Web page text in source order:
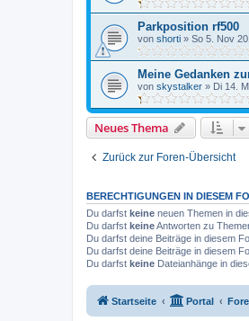
Parkposition rf500
von shorti » So 5. Nov
Meine Gedanken
von skystalker » Di 14.
Neues Thema
Zurück zur Foren-Übersicht
BERECHTIGUNGEN IN DIESEM
Du darfst keine neuen Themen in
Du darfst keineAntworten zu
Du darfst deine Beiträge in diesem
Du darfst deine Beiträge in diesem
Du darfst keine Dateianhänge in
Startseite Portal